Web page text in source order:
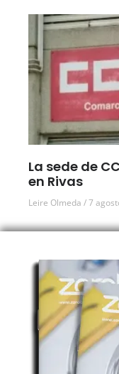
La sede de
en Rivas
Leire Olmeda 7